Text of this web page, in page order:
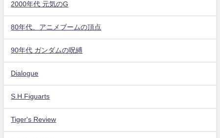
2000年代 元気のG
80年代、アニメブームの頂点
90年代 ガンダムの呪縛
Dialogue
S.H.Figuarts
Tiger's Review